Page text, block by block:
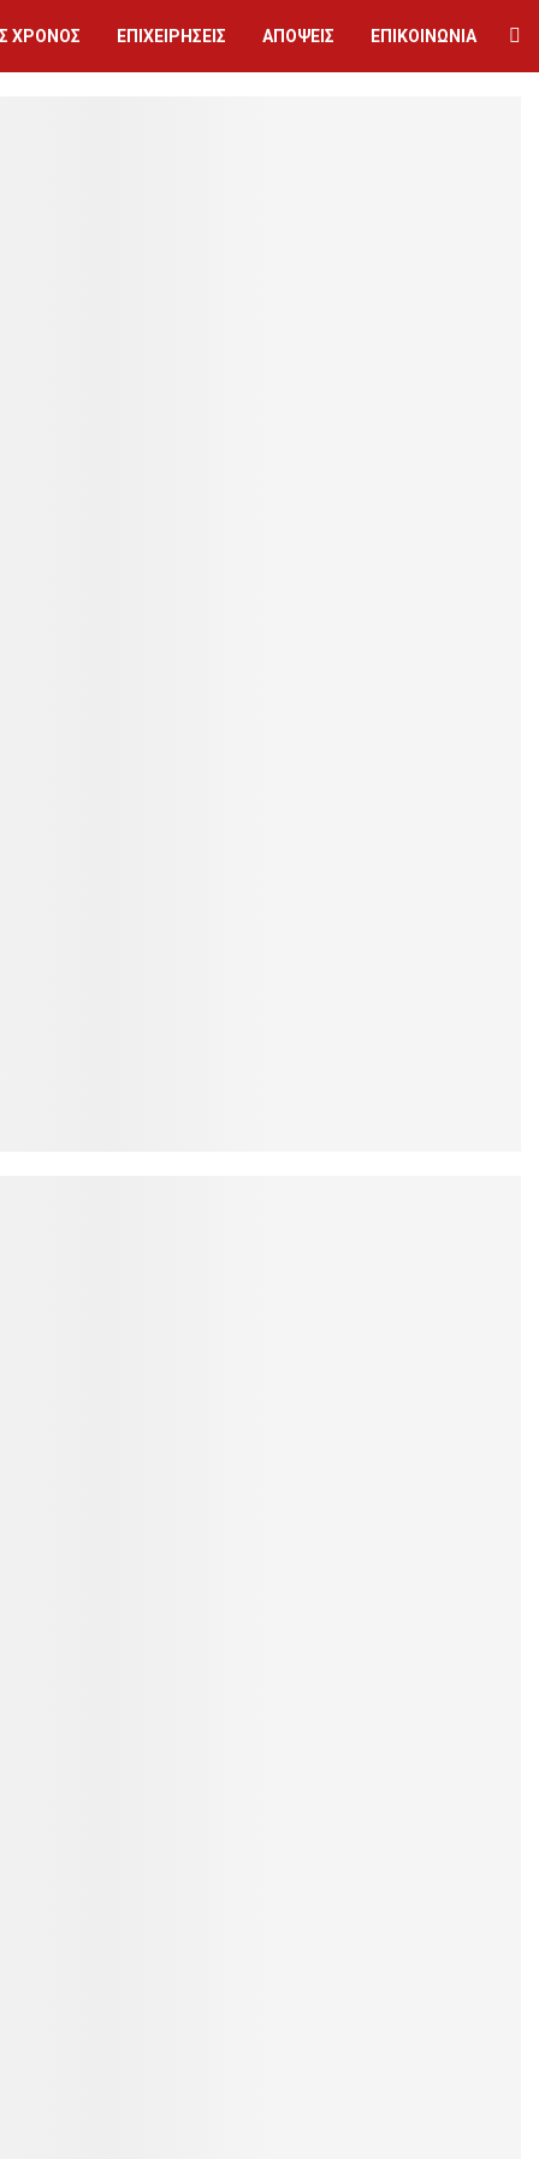
ΧΡΟΝΟΣ ΕΠΙΧΕΙΡΗΣΕΙΣ ΑΠΟΨΕΙΣ ΕΠΙΚΟΙΝΩΝΙΑ